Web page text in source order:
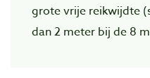
grote vrije reikwijdte
dan 2 meter bij de 8